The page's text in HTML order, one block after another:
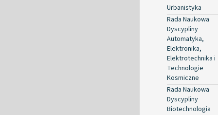
Urbanistyka
Rada Naukowa
Dyscypliny
Automatyka,
Elektronika,
Elektrotechnika i
Technologie
Kosmiczne
Rada Naukowa
Dyscypliny
Biotechnologia